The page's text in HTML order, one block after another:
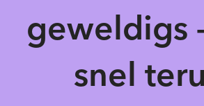
geweldigs
snel